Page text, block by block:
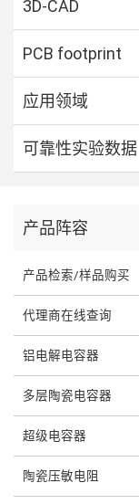
3D-CAD
PCB footprint
应用领域
可靠性实验数据
产品阵容
产品检索/样品购买
代理商在线查询
铝电解电容器
多层陶瓷电容器
超级电容器
陶瓷压敏电阻